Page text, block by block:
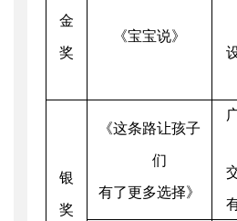
金
奖
《宝宝说》
银
奖
《这条路让孩子
们
有了更多选择》